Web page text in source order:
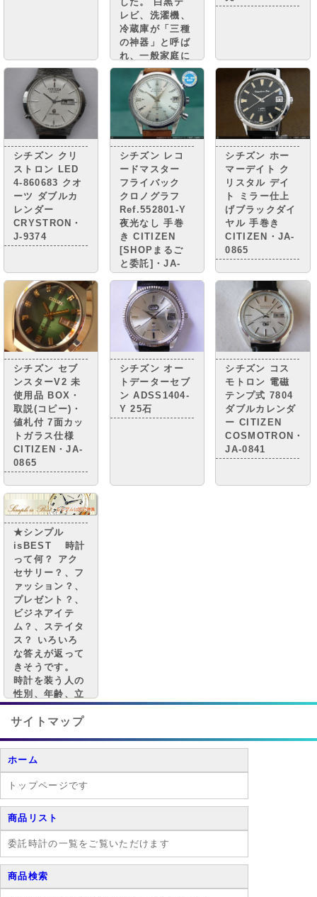
レビ、洗濯機、
冷蔵庫が「三種
の神器」と呼ば
れ、一般家庭に
普及。 街には
小さな憧れのマ
イカーが走り、
国民は豊かさの
実感と 自信を
取り戻しつつあ
りまし
た。・・・・
シチズン クリ
ストロン LED
4-860683 クオ
ーツ ダブルカ
レンダー
CRYSTRON・
J-9374
シチズン レコ
ードマスター
フライバック
クロノグラフ
Ref.552801-Y
夜光なし 手巻
き CITIZEN
[SHOPまるご
と委託]・JA-
0967
シチズン ホー
マーデイト ク
リスタル デイ
ト ミラー仕上
げブラックダイ
ヤル 手巻き
CITIZEN・JA-
0865
シチズン セブ
ンスターV2 未
使用品 BOX・
取説(コピー)・
値札付 7面カッ
トガラス仕様
CITIZEN・JA-
0865
シチズン オー
トデーターセブ
ン ADSS1404-
Y 25石
シチズン コス
モトロン 電磁
テンプ式 7804
ダブルカレンダ
ー CITIZEN
COSMOTRON・
JA-0841
★シンプル
isBEST 時計
って何？ アク
セサリー？、フ
ァッション？、
プレゼント？、
ビジネアイテ
ム？、ステイタ
ス？ いろいろ
な答えが返って
きそうです。
時計を装う人の
性別、年齢、立
場、 拘りでも
その思いは異な
サイトマップ
ホーム
トップページです
商品リスト
委託時計の一覧をご覧いただけます
商品検索